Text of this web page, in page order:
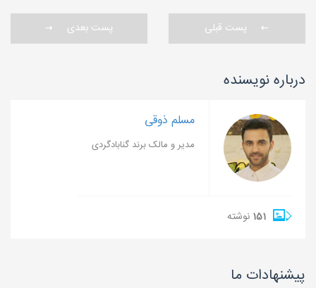
پست قبلی پست بعدی
درباره نویسنده
مسلم ذوقی
مدیر و مالک برند گنابادگردی
151 نوشته
پیشنهادات ما